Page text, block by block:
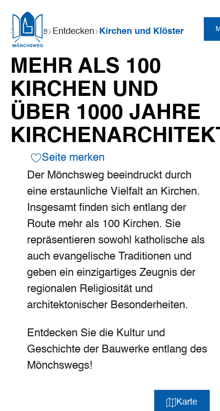
Hauptinhalt
Suche
Navigation
Footer
Sie
sind
hier:
Startseite Entdecken Kirchen und Klöster
MEHR ALS 100
KIRCHEN UND
ÜBER 1000 JAHRE
Seite merken
Der Mönchsweg beeindruckt durch
eine erstaunliche Vielfalt an Kirchen.
Insgesamt finden sich entlang der
Route mehr als 100 Kirchen. Sie
repräsentieren sowohl katholische als
auch evangelische Traditionen und
geben ein einzigartiges Zeugnis der
regionalen Religiosität und
architektonischer Besonderheiten.
Entdecken Sie die Kultur und
Geschichte der Bauwerke entlang des
Mönchswegs!
Karte